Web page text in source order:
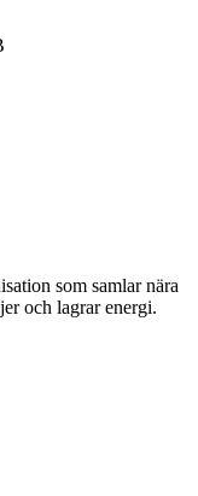
som samlar nära
och lagrar energi.